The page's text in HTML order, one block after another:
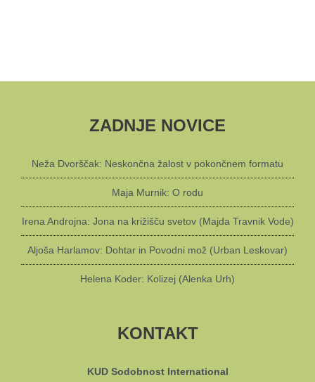
ZADNJE NOVICE
Neža Dvorščak: Neskončna žalost v pokončnem formatu
Maja Murnik: O rodu
Irena Androjna: Jona na križišču svetov (Majda Travnik Vode)
Aljoša Harlamov: Dohtar in Povodni mož (Urban Leskovar)
Helena Koder: Kolizej (Alenka Urh)
KONTAKT
KUD Sodobnost International